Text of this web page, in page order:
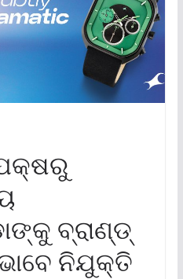
ବ୍ରାଣ୍ଡ୍
ନିଯୁକ୍ତି